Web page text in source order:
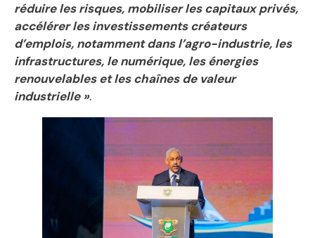
réduire les risques, mobiliser les capitaux privés,
accélérer les investissements créateurs
d’emplois, notamment dans l’agro-industrie, les
infrastructures, le numérique, les énergies
renouvelables et les chaînes de valeur
industrielle ».